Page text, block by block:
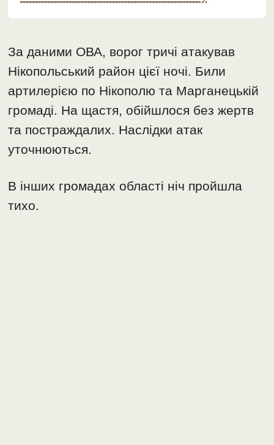
За даними ОВА, ворог тричі атакував
Нікопольський район цієї ночі. Били
артилерією по Нікополю та Марганецькій
громаді. На щастя, обійшлося без жертв
та постраждалих. Наслідки атак
уточнюються.
В інших громадах області ніч пройшла
тихо.